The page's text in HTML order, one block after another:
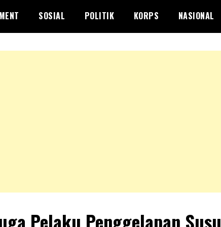
SOSIAL POLITIK KORPS NASIONAL
Pelaku Penggelapan Susu